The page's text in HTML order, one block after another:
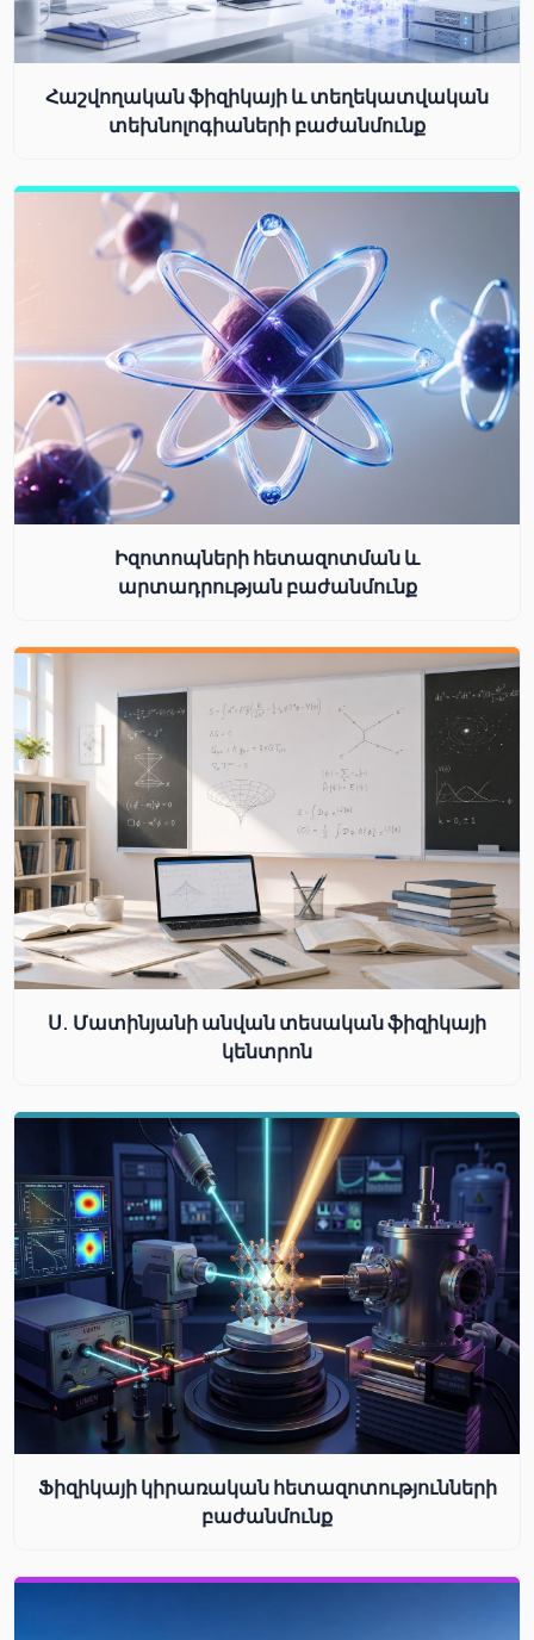
Հաշվողական ֆիզիկայի և տեղեկատվական
տեխնոլոգիաների բաժանմունք
Իզոտոպների հետազոտման և
արտադրության բաժանմունք
Ս. Մատինյանի անվան տեսական ֆիզիկայի
կենտրոն
Ֆիզիկայի կիրառական հետազոտությունների
բաժանմունք